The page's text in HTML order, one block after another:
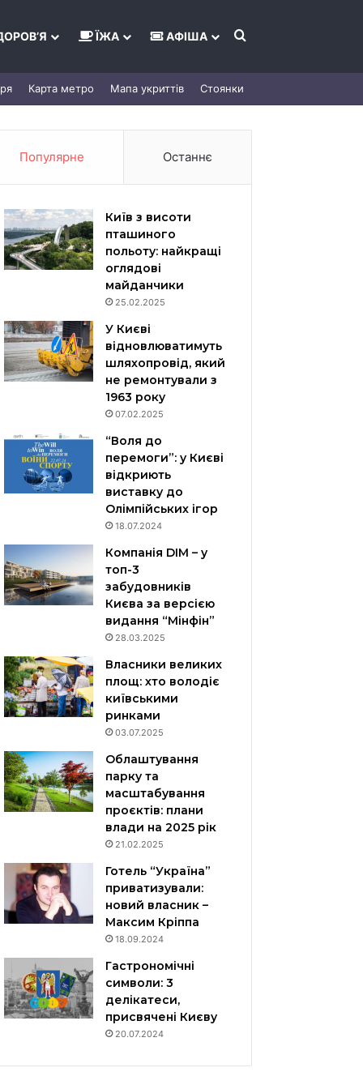
ЇЖА АФІША Шукати
Карта метро Мапа укриттів Стоянки
Популярне Останнє
Київ з висоти
пташиного
польоту: найкращі
оглядові
майданчики
25.02.2025
У Києві
відновлюватимуть
шляхопровід, який
не ремонтували з
1963 року
07.02.2025
“Воля до
перемоги”: у Києві
відкриють
виставку до
Олімпійських ігор
18.07.2024
Компанія DIM – у
топ-3
забудовників
Києва за версією
видання “Мінфін”
28.03.2025
Власники великих
площ: хто володіє
київськими
ринками
03.07.2025
Облаштування
парку та
масштабування
проєктів: плани
влади на 2025 рік
21.02.2025
Готель “Україна”
приватизували:
новий власник –
Максим Кріппа
18.09.2024
Гастрономічні
символи: 3
делікатеси,
присвячені Києву
20.07.2024